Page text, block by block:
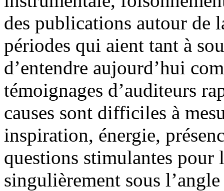
des publications autour de
périodes qui aient tant à
d’entendre aujourd’hui
témoignages d’auditeurs
causes sont difficiles à
inspiration, énergie,
questions stimulantes pour
singulièrement sous